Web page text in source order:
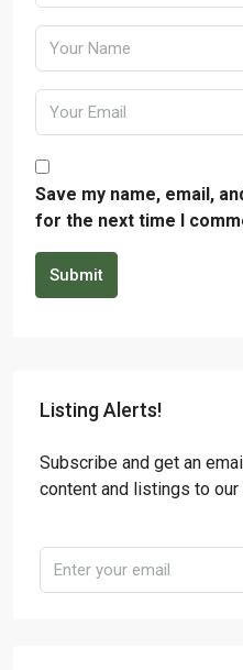
Save my name, email,
for the next time I
Submit
Listing Alerts!
Subscribe and get an
content and listings to our